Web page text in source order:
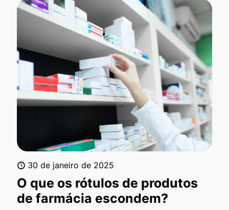
30 de janeiro de 2025
O que os rótulos de produtos
de farmácia escondem?